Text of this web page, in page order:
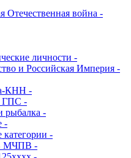
Отечественная война -
личности -
и Российская Империя -
КНН -
ГПС -
рыбалка -
-
-
МЧПВ -